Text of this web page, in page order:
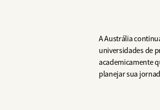
A Austrália
universidades de
academicamente
planejar sua